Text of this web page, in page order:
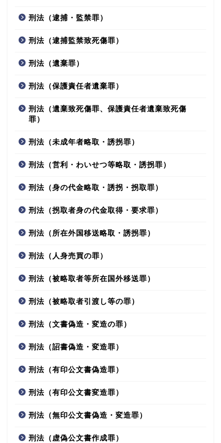
刑法（逮捕・監禁罪）
刑法（逮捕監禁致死傷罪）
刑法（遺棄罪）
刑法（保護責任者遺棄罪）
刑法（遺棄致死傷罪、保護責任者遺棄致死傷
罪）
刑法（未成年者略取・誘拐罪）
刑法（営利・わいせつ等略取・誘拐罪）
刑法（身の代金略取・誘拐・拐取罪）
刑法（拐取者身の代金取得・要求罪）
刑法（所在外国移送略取・誘拐罪）
刑法（人身売買の罪）
刑法（被略取者等所在国外移送罪）
刑法（被略取者引渡し等の罪）
刑法（文書偽造・変造の罪）
刑法（詔書偽造・変造罪）
刑法（有印公文書偽造罪）
刑法（有印公文書変造罪）
刑法（無印公文書偽造・変造罪）
刑法（虚偽公文書作成罪）